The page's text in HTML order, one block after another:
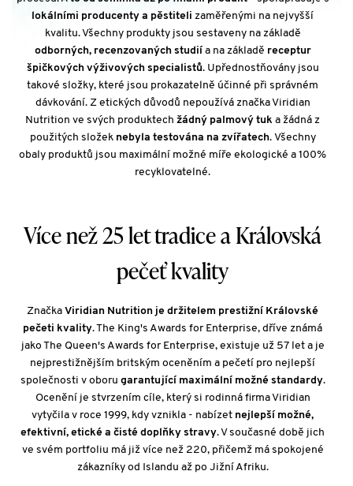
lokálními producenty a pěstiteli zaměřenými na nejvyšší
kvalitu. Všechny produkty jsou sestaveny na základě
odborných, recenzovaných studií a na základě receptur
špičkových výživových specialistů. Upřednostňovány jsou
takové složky, které jsou prokazatelně účinné při správném
dávkování. Z etických důvodů nepoužívá značka Viridian
Nutrition ve svých produktech žádný palmový tuk a žádná z
použitých složek nebyla testována na zvířatech. Všechny
obaly produktů jsou maximální možné míře ekologické a 100%
recyklovatelné.
Více než 25 let tradice a Královská
pečeť kvality
Značka Viridian Nutrition je držitelem prestižní Královské
pečeti kvality. The King's Awards for Enterprise, dříve známá
jako The Queen's Awards for Enterprise, existuje už 57 let a je
nejprestižnějším britským oceněním a pečetí pro nejlepší
společnosti v oboru garantující maximální možné standardy.
Ocenění je stvrzením cíle, který si rodinná firma Viridian
vytyčila v roce 1999, kdy vznikla - nabízet nejlepší možné,
efektivní, etické a čisté doplňky stravy. V současné době jich
ve svém portfoliu má již více než 220, přičemž má spokojené
zákazníky od Islandu až po Jižní Afriku.